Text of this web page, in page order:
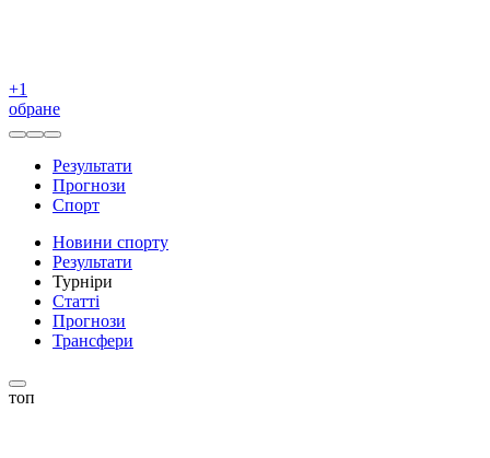
+1
обране
Результати
Прогнози
Спорт
Новини спорту
Результати
Турніри
Статті
Прогнози
Трансфери
топ